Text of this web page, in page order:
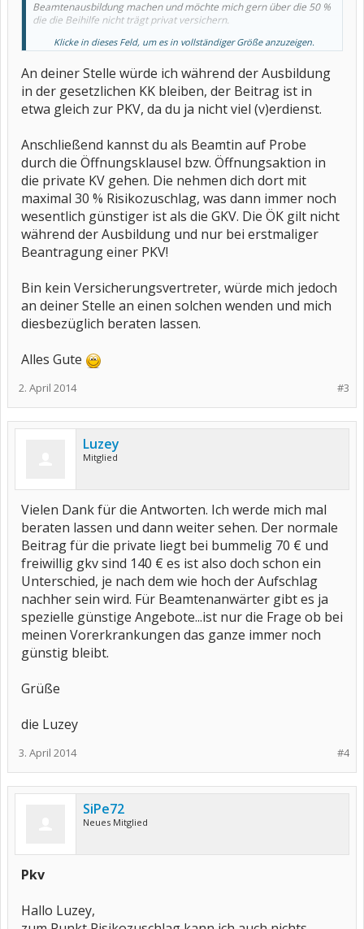
Beamtenausbildung machen und möchte mich gern über die 50 %
die die Beihilfe nicht trägt privat versichern.
Welche Versicherung nimmt denn jemanden mit Rheuma bzw.
Klicke in dieses Feld, um es in vollständiger Größe anzuzeigen.
An deiner Stelle würde ich während der Ausbildung
in der gesetzlichen KK bleiben, der Beitrag ist in
etwa gleich zur PKV, da du ja nicht viel (v)erdienst.
Anschließend kannst du als Beamtin auf Probe
durch die Öffnungsklausel bzw. Öffnungsaktion in
die private KV gehen. Die nehmen dich dort mit
maximal 30 % Risikozuschlag, was dann immer noch
wesentlich günstiger ist als die GKV. Die ÖK gilt nicht
während der Ausbildung und nur bei erstmaliger
Beantragung einer PKV!
Bin kein Versicherungsvertreter, würde mich jedoch
an deiner Stelle an einen solchen wenden und mich
diesbezüglich beraten lassen.
Alles Gute
#3
2. April 2014
Luzey
Mitglied
Vielen Dank für die Antworten. Ich werde mich mal
beraten lassen und dann weiter sehen. Der normale
Beitrag für die private liegt bei bummelig 70 € und
freiwillig gkv sind 140 € es ist also doch schon ein
Unterschied, je nach dem wie hoch der Aufschlag
nachher sein wird. Für Beamtenanwärter gibt es ja
spezielle günstige Angebote...ist nur die Frage ob bei
meinen Vorerkrankungen das ganze immer noch
günstig bleibt.
Grüße
die Luzey
#4
3. April 2014
SiPe72
Neues Mitglied
Pkv
Hallo Luzey,